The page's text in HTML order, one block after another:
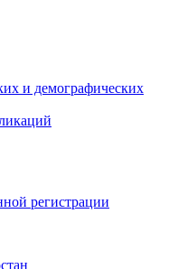
и демографических
регистрации